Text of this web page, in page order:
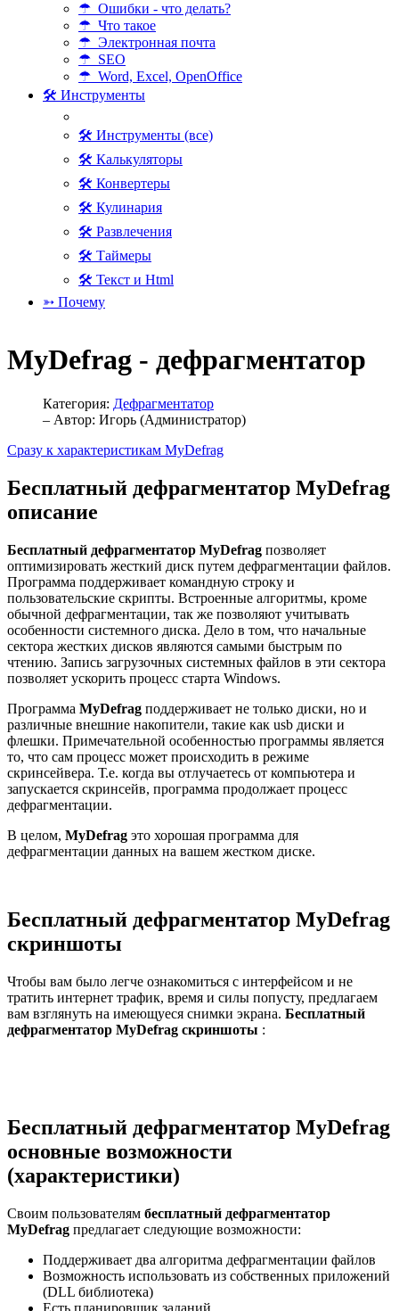
☂ Ошибки - что делать?
☂ Что такое
☂ Электронная почта
☂ SEO
☂ Word, Excel, OpenOffice
🛠 Инструменты
🛠 Инструменты (все)
🛠 Калькуляторы
🛠 Конвертеры
🛠 Кулинария
🛠 Развлечения
🛠 Таймеры
🛠 Текст и Html
➳ Почему
MyDefrag - дефрагментатор
Категория: Дефрагментатор
– Автор: Игорь (Администратор)
Сразу к характеристикам MyDefrag
Бесплатный дефрагментатор MyDefrag
описание
Бесплатный дефрагментатор MyDefrag позволяет
оптимизировать жесткий диск путем дефрагментации файлов.
Программа поддерживает командную строку и
пользовательские скрипты. Встроенные алгоритмы, кроме
обычной дефрагментации, так же позволяют учитывать
особенности системного диска. Дело в том, что начальные
сектора жестких дисков являются самыми быстрым по
чтению. Запись загрузочных системных файлов в эти сектора
позволяет ускорить процесс старта Windows.
Программа MyDefrag поддерживает не только диски, но и
различные внешние накопители, такие как usb диски и
флешки. Примечательной особенностью программы является
то, что сам процесс может происходить в режиме
скринсейвера. Т.е. когда вы отлучаетесь от компьютера и
запускается скринсейв, программа продолжает процесс
дефрагментации.
В целом, MyDefrag это хорошая программа для
дефрагментации данных на вашем жестком диске.
Бесплатный дефрагментатор MyDefrag
скриншоты
Чтобы вам было легче ознакомиться с интерфейсом и не
тратить интернет трафик, время и силы попусту, предлагаем
вам взглянуть на имеющуеся снимки экрана. Бесплатный
дефрагментатор MyDefrag скриншоты :
Бесплатный дефрагментатор MyDefrag
основные возможности
(характеристики)
Своим пользователям бесплатный дефрагментатор
MyDefrag предлагает следующие возможности:
Поддерживает два алгоритма дефрагментации файлов
Возможность использовать из собственных приложений
(DLL библиотека)